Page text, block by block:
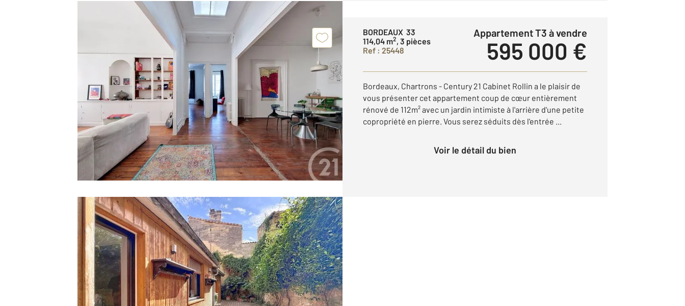
BORDEAUX 33
114,04 m2, 3 pièces
Ref : 25448
Appartement T3 à vendre
595 000 €
Bordeaux, Chartrons - Century 21 Cabinet Rollin a le plaisir de
vous présenter cet appartement coup de cœur entièrement
rénové de 112m² avec un jardin intimiste à l'arrière d'une petite
copropriété en pierre. Vous serez séduits dès l'entrée ...
Voir le détail du bien